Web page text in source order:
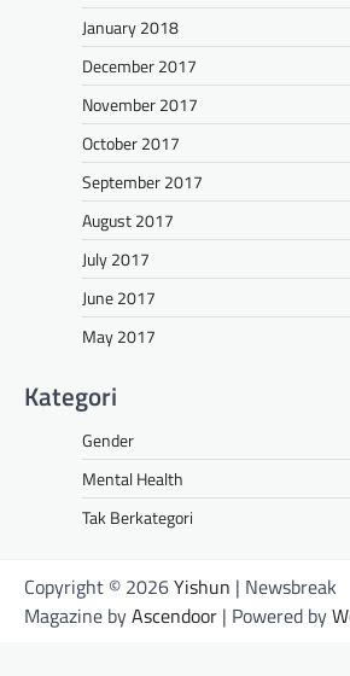
January 2018
December 2017
November 2017
October 2017
September 2017
August 2017
July 2017
June 2017
May 2017
Kategori
Gender
Mental Health
Tak Berkategori
Copyright © 2026Yishun | Newsbreak
Magazine byAscendoor | Powered by